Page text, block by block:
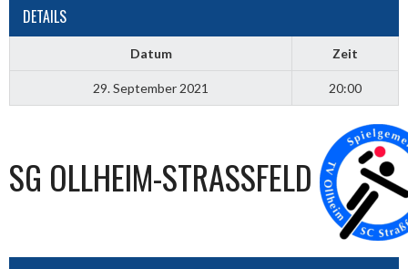
DETAILS
Datum Zeit
29. September 2021 20:00
SG OLLHEIM-STRASSFELD